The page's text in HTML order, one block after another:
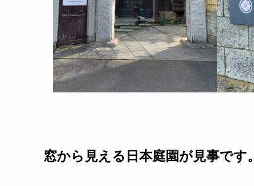
窓から見える日本庭園が見事です。